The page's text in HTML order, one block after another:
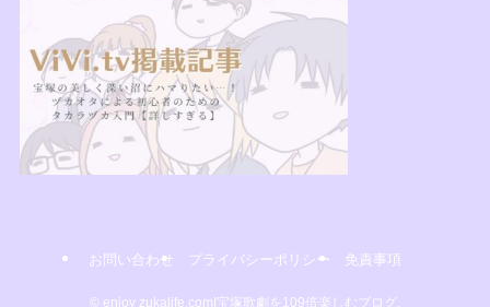
お問い合わせ プライバシーポリシー 免責事項
© enjoy zukalife.com|宝塚歌劇を109倍楽しむブログ.